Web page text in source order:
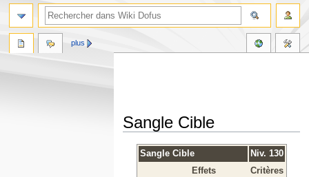
Sangle Cible
Sangle Cible
Niv. 130
Effets
Critères
plus